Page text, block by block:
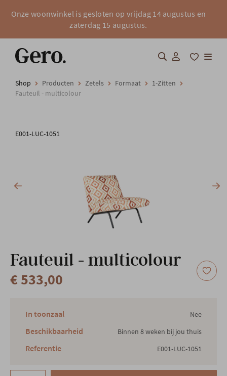
Onze woonwinkel is gesloten op vrijdag 14 augustus en
zaterdag 15 augustus.
Shop
Shop Producten Zetels Formaat
1-Zitten
Fauteuil - multicolour
E001-LUC-1051
Fauteuil - multicolour
€ 533,00
In toonzaal Nee
Beschikbaarheid Binnen 8 weken bij jou thuis
Referentie E001-LUC-1051